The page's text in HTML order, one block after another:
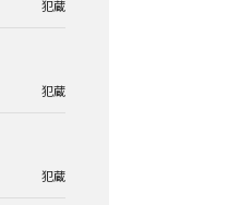
犯蔵
犯蔵
犯蔵